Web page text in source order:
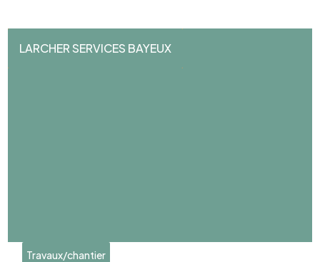
LARCHER SERVICES BAYEUX
Travaux/chantier